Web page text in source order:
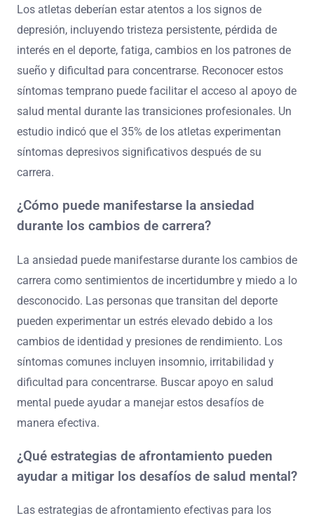
Los atletas deberían estar atentos a los signos de
depresión, incluyendo tristeza persistente, pérdida de
interés en el deporte, fatiga, cambios en los patrones de
sueño y dificultad para concentrarse. Reconocer estos
síntomas temprano puede facilitar el acceso al apoyo de
salud mental durante las transiciones profesionales. Un
estudio indicó que el 35% de los atletas experimentan
síntomas depresivos significativos después de su
carrera.
¿Cómo puede manifestarse la ansiedad
durante los cambios de carrera?
La ansiedad puede manifestarse durante los cambios de
carrera como sentimientos de incertidumbre y miedo a lo
desconocido. Las personas que transitan del deporte
pueden experimentar un estrés elevado debido a los
cambios de identidad y presiones de rendimiento. Los
síntomas comunes incluyen insomnio, irritabilidad y
dificultad para concentrarse. Buscar apoyo en salud
mental puede ayudar a manejar estos desafíos de
manera efectiva.
¿Qué estrategias de afrontamiento pueden
ayudar a mitigar los desafíos de salud mental?
Las estrategias de afrontamiento efectivas para los